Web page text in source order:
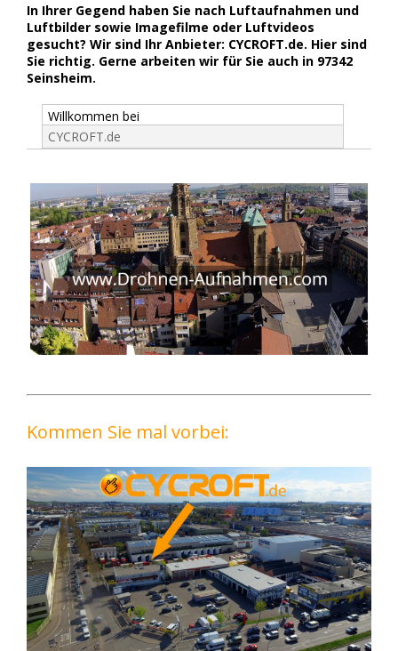
In Ihrer Gegend haben Sie nach Luftaufnahmen und
Luftbilder sowie Imagefilme oder Luftvideos
gesucht? Wir sind Ihr Anbieter: CYCROFT.de. Hier sind
Sie richtig. Gerne arbeiten wir für Sie auch in 97342
Seinsheim.
Willkommen bei
CYCROFT.de
Kommen Sie mal vorbei: